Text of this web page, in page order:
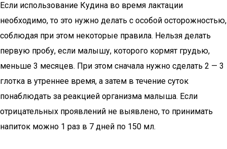
Если использование Кудина во время лактации
необходимо, то это нужно делать с особой осторожностью,
соблюдая при этом некоторые правила. Нельзя делать
первую пробу, если малышу, которого кормят грудью,
меньше 3 месяцев. При этом сначала нужно сделать 2 — 3
глотка в утреннее время, а затем в течение суток
понаблюдать за реакцией организма малыша. Если
отрицательных проявлений не выявлено, то принимать
напиток можно 1 раз в 7 дней по 150 мл.